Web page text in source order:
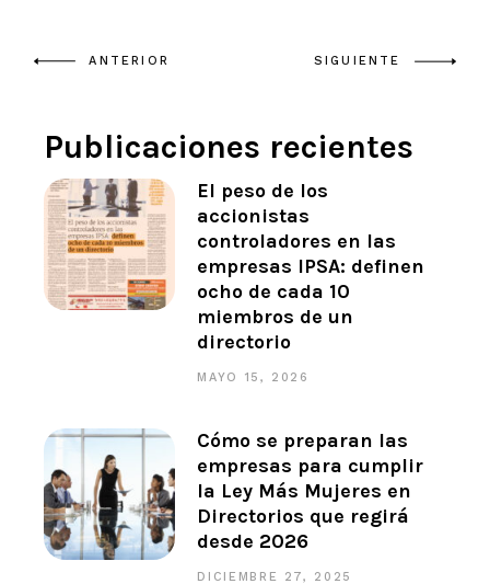
ANTERIOR SIGUIENTE
Publicaciones recientes
El peso de los
accionistas
controladores en las
empresas IPSA: definen
ocho de cada 10
miembros de un
directorio
MAYO 15, 2026
Cómo se preparan las
empresas para cumplir
la Ley Más Mujeres en
Directorios que regirá
desde 2026
DICIEMBRE 27, 2025